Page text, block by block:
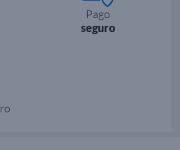
Pago
seguro